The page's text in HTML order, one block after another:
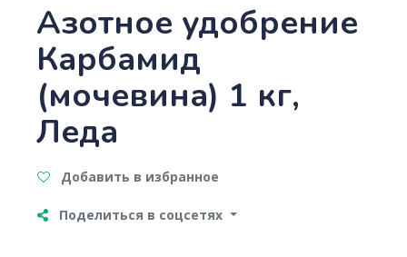
Азотное удобрение
Карбамид
(мочевина) 1 кг,
Леда
Добавить в избранное
Поделиться в соцсетях